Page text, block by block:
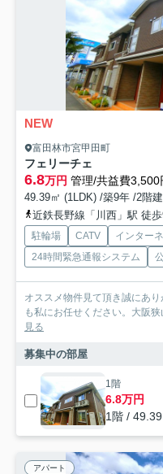
NEW
富田林市宮甲田町
フェリーチェ
6.8万円 管理/共益費3,500
49.39㎡ (1LDK) /築9年 /2階建
近鉄長野線「川西」駅 徒
駐輪場 CATV インター
24時間緊急通報システム
オススメ物件見て頂き誠にあ
も私にお任せください。大阪
見る
募集中の部屋
1階
6.8万円
1階 /
アパート